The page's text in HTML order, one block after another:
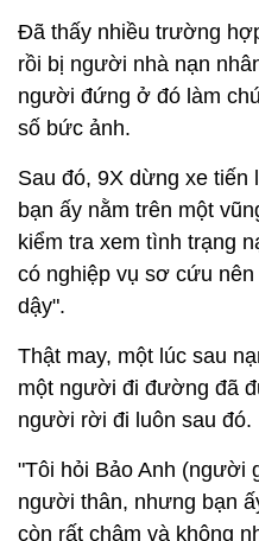
Đã thấy nhiều trường
rồi bị người nhà nạn
người đứng ở đó làm
số bức ảnh.
Sau đó, 9X dừng xe tiến
bạn ấy nằm trên một
kiểm tra xem tình trạng
có nghiệp vụ sơ cứu
dậy".
Thật may, một lúc sau
một người đi đường đã
người rời đi luôn sau đó.
"Tôi hỏi Bảo Anh (người
người thân, nhưng bạn
còn rất chậm và không